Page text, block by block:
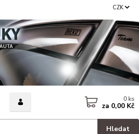
CZK
Hledat
0 ks
za 0,00 Kč